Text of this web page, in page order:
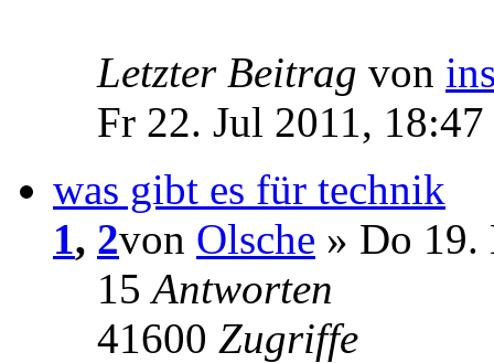
Letzter Beitrag von
Fr 22. Jul 2011, 18:47
was gibt es für technik
1, 2von Olsche » Do 19.
15Antworten
41600 Zugriffe